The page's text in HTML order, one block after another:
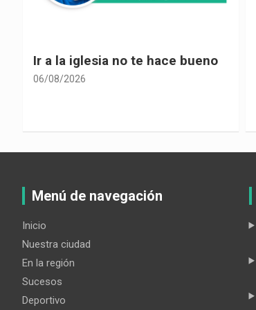
La memoria selectiva un mal en
los políticos, cuando la crítica
Menú de navegación
Inicio
Nuestra ciudad
En la región
Sucesos
Deportivo